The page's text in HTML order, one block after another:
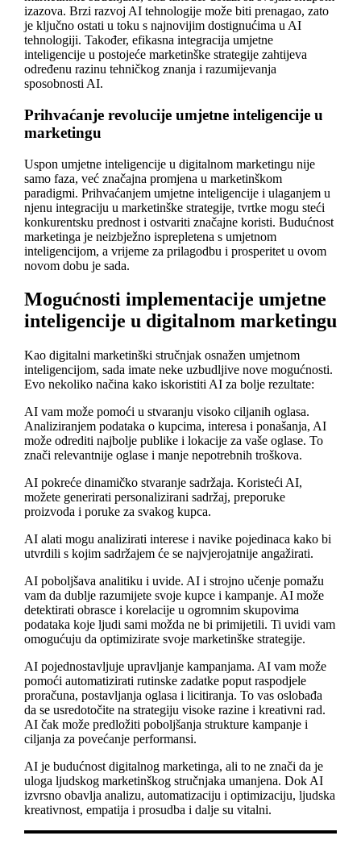
izazova. Brzi razvoj AI tehnologije može biti prenagao, zato
je ključno ostati u toku s najnovijim dostignućima u AI
tehnologiji. Također, efikasna integracija umjetne
inteligencije u postojeće marketinške strategije zahtijeva
određenu razinu tehničkog znanja i razumijevanja
sposobnosti AI.
Prihvaćanje revolucije umjetne inteligencije u
marketingu
Uspon umjetne inteligencije u digitalnom marketingu nije
samo faza, već značajna promjena u marketinškom
paradigmi. Prihvaćanjem umjetne inteligencije i ulaganjem u
njenu integraciju u marketinške strategije, tvrtke mogu steći
konkurentsku prednost i ostvariti značajne koristi. Budućnost
marketinga je neizbježno isprepletena s umjetnom
inteligencijom, a vrijeme za prilagodbu i prosperitet u ovom
novom dobu je sada.
Mogućnosti implementacije umjetne
inteligencije u digitalnom marketingu
Kao digitalni marketinški stručnjak osnažen umjetnom
inteligencijom, sada imate neke uzbudljive nove mogućnosti.
Evo nekoliko načina kako iskoristiti AI za bolje rezultate:
AI vam može pomoći u stvaranju visoko ciljanih oglasa.
Analiziranjem podataka o kupcima, interesa i ponašanja, AI
može odrediti najbolje publike i lokacije za vaše oglase. To
znači relevantnije oglase i manje nepotrebnih troškova.
AI pokreće dinamičko stvaranje sadržaja. Koristeći AI,
možete generirati personalizirani sadržaj, preporuke
proizvoda i poruke za svakog kupca.
AI alati mogu analizirati interese i navike pojedinaca kako bi
utvrdili s kojim sadržajem će se najvjerojatnije angažirati.
AI poboljšava analitiku i uvide. AI i strojno učenje pomažu
vam da dublje razumijete svoje kupce i kampanje. AI može
detektirati obrasce i korelacije u ogromnim skupovima
podataka koje ljudi sami možda ne bi primijetili. Ti uvidi vam
omogućuju da optimizirate svoje marketinške strategije.
AI pojednostavljuje upravljanje kampanjama. AI vam može
pomoći automatizirati rutinske zadatke poput raspodjele
proračuna, postavljanja oglasa i licitiranja. To vas oslobađa
da se usredotočite na strategiju visoke razine i kreativni rad.
AI čak može predložiti poboljšanja strukture kampanje i
ciljanja za povećanje performansi.
AI je budućnost digitalnog marketinga, ali to ne znači da je
uloga ljudskog marketinškog stručnjaka umanjena. Dok AI
izvrsno obavlja analizu, automatizaciju i optimizaciju, ljudska
kreativnost, empatija i prosudba i dalje su vitalni.